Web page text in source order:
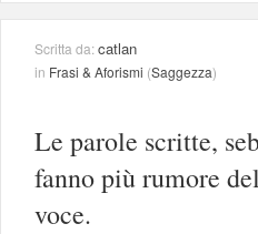
Scritta da:catlan
in Frasi & Aforismi (Saggezza)
Le parole scritte,
fanno più rumore
voce.